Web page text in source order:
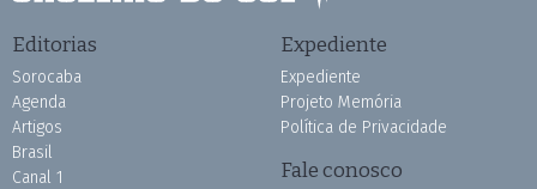
Editorias
Sorocaba
Agenda
Artigos
Brasil
Canal 1
Expediente
Expediente
Projeto Memória
Política de Privacidade
Fale conosco